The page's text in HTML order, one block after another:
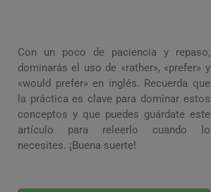
Con un poco de paciencia y repaso,
dominarás el uso de «rather», «prefer» y
«would prefer» en inglés. Recuerda que
la práctica es clave para dominar estos
conceptos y que puedes guárdate este
artículo para releerlo cuando lo
necesites. ¡Buena suerte!